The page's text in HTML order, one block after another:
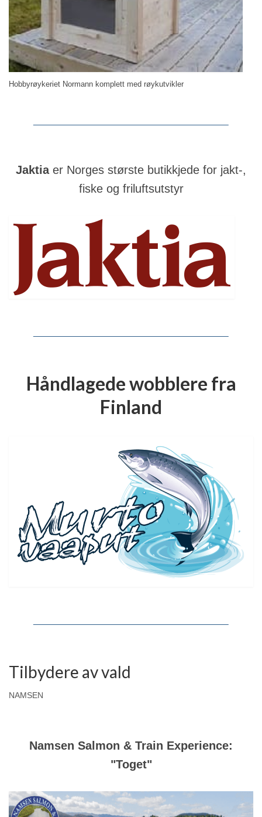
Hobbyrøykeriet Normann komplett med røykutvikler
Jaktiaer Norges største butikkjede for jakt-,
fiske og friluftsutstyr
Håndlagede wobblere fra
Finland
Tilbydere av vald
NAMSEN
Namsen Salmon & Train Experience:
"Toget"